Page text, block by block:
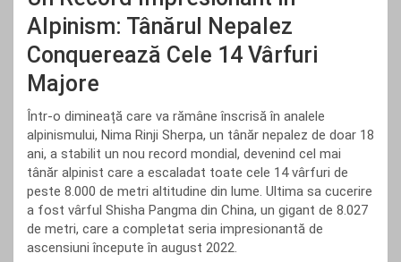
Alpinism: Tânărul Nepalez
Conquerează Cele 14 Vârfuri
Majore
Într-o dimineață care va rămâne înscrisă în analele
alpinismului, Nima Rinji Sherpa, un tânăr nepalez de doar 18
ani, a stabilit un nou record mondial, devenind cel mai
tânăr alpinist care a escaladat toate cele 14 vârfuri de
peste 8.000 de metri altitudine din lume. Ultima sa cucerire
a fost vârful Shisha Pangma din China, un gigant de 8.027
de metri, care a completat seria impresionantă de
ascensiuni începute în august 2022.